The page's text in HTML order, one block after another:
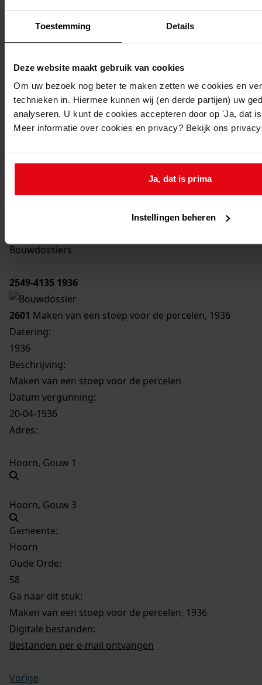
Toestemming Details
Deze website maakt gebruik van cookies
Om uw bezoek nog beter te maken zetten we cookies en
technieken in. Hiermee kunnen wij (en derde partijen) uw
analyseren. U kunt de cookies accepteren door op 'Ja, dat
Meer informatie over cookies en privacy? Bekijk ons
Ja, dat is prima
Instellingen beheren
Printen
Bouwdossiers
2549-4135 1936
2601 Maken van een stoep voor de percelen, 1936
Datering:
1936
Beschrijving:
Maken van een stoep voor de percelen
Datum vergunning:
20-04-1936
Adres:
Hoorn, Gouw 1
Hoorn, Gouw 3
Gemeente:
Hoorn
Oude Orde:
58
Ga naar dit stuk:
Maken van een stoep voor de percelen, 1936
Digitale bestanden:
Bestanden per e-mail ontvangen
Vorige